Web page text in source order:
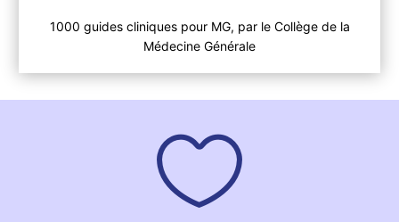
1000 guides cliniques pour MG, par le Collège de la
Médecine Générale